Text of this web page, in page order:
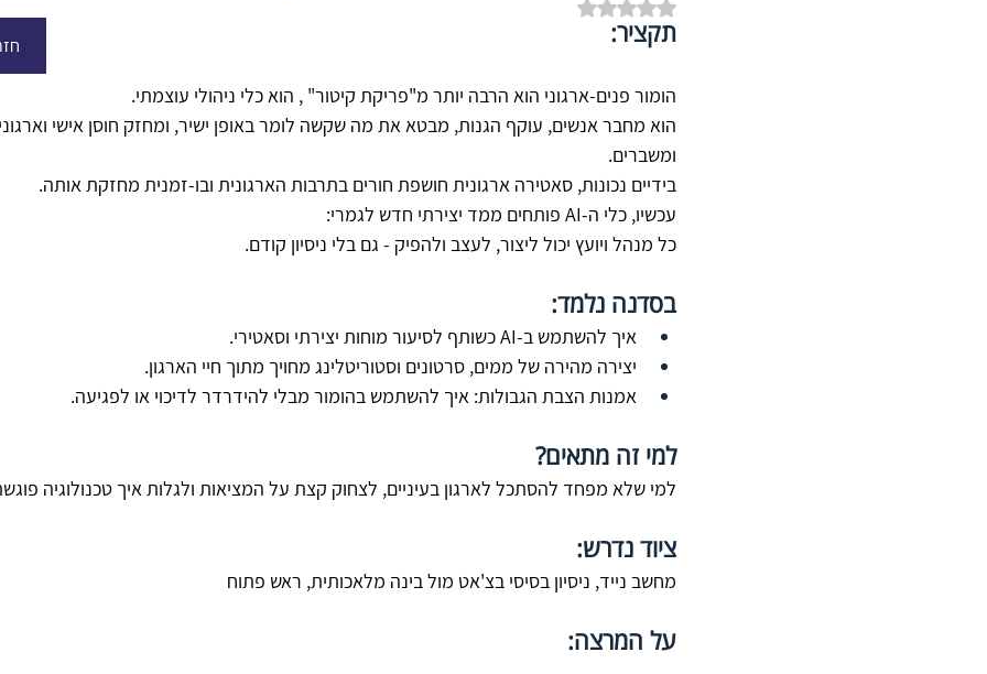
דירוג של NaN מתוך 5 כוכבים
תקציר:
הומור פנים-ארגוני הוא הרבה יותר מ"פריקת קיטור" , הוא כלי ניהולי עוצמתי.
הוא מחבר אנשים, עוקף הגנות, מבטא את מה שקשה לומר באופן ישיר, ומחזק חוסן אישי
ומשברים.
בידיים נכונות, סאטירה ארגונית חושפת חורים בתרבות הארגונית ובו-זמנית מחזקת אותה.
עכשיו, כלי ה-AI פותחים ממד יצירתי חדש לגמרי:
כל מנהל ויועץ יכול ליצור, לעצב ולהפיק - גם בלי ניסיון קודם.
בסדנה נלמד:
איך להשתמש ב-AI כשותף לסיעור מוחות יצירתי וסאטירי.
יצירה מהירה של ממים, סרטונים וסטוריטלינג מחויך מתוך חיי הארגון.
אמנות הצבת הגבולות: איך להשתמש בהומור מבלי להידרדר לדיכוי או לפגיעה.
למי זה מתאים?
למי שלא מפחד להסתכל לארגון בעיניים, לצחוק קצת על המציאות ולגלות איך טכנולוגיה
ציוד נדרש:
מחשב נייד, ניסיון בסיסי בצ'אט מול בינה מלאכותית, ראש פתוח
על המרצה: